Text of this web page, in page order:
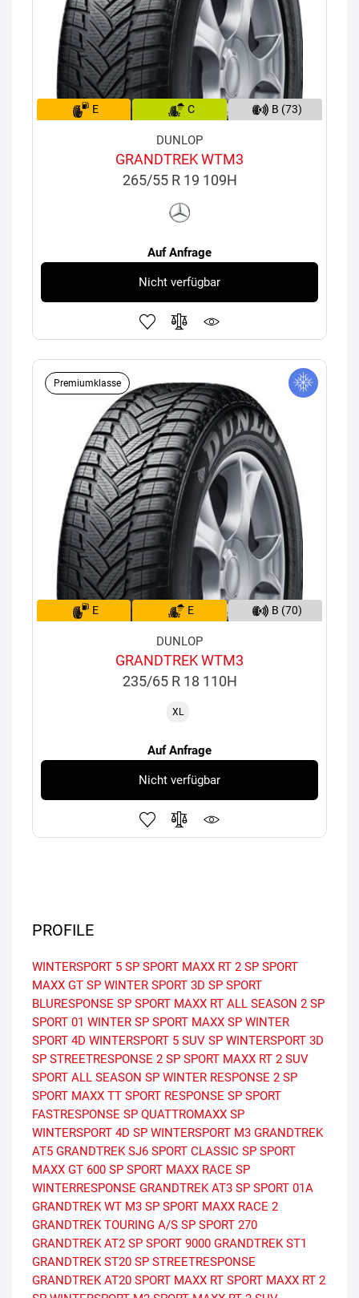
E C B (73)
DUNLOP
GRANDTREK WTM3
265/55 R 19 109H
Auf Anfrage
Nicht verfügbar
Premiumklasse
E E B (70)
DUNLOP
GRANDTREK WTM3
235/65 R 18 110H
XL
Auf Anfrage
Nicht verfügbar
PROFILE
WINTERSPORT 5 SP SPORT MAXX RT 2 SP SPORT
MAXX GT SP WINTER SPORT 3D SP SPORT
BLURESPONSE SP SPORT MAXX RT ALL SEASON 2 SP
SPORT 01 WINTER SP SPORT MAXX SP WINTER
SPORT 4D WINTERSPORT 5 SUV SP WINTERSPORT 3D
SP STREETRESPONSE 2 SP SPORT MAXX RT 2 SUV
SPORT ALL SEASON SP WINTER RESPONSE 2 SP
SPORT MAXX TT SPORT RESPONSE SP SPORT
FASTRESPONSE SP QUATTROMAXX SP
WINTERSPORT 4D SP WINTERSPORT M3 GRANDTREK
AT5 GRANDTREK SJ6 SPORT CLASSIC SP SPORT
MAXX GT 600 SP SPORT MAXX RACE SP
WINTERRESPONSE GRANDTREK AT3 SP SPORT 01A
GRANDTREK WT M3 SP SPORT MAXX RACE 2
GRANDTREK TOURING A/S SP SPORT 270
GRANDTREK AT2 SP SPORT 9000 GRANDTREK ST1
GRANDTREK ST20 SP STREETRESPONSE
GRANDTREK AT20 SPORT MAXX RT SPORT MAXX RT 2